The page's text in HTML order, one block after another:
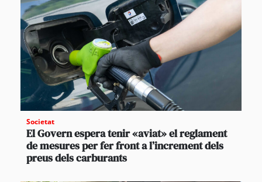
Societat
El Govern espera tenir «aviat» el reglament
de mesures per fer front a l’increment dels
preus dels carburants